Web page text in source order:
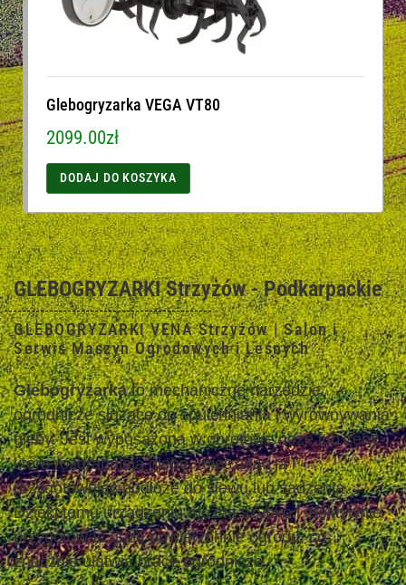
Glebogryzarka VEGA VT80
2099.00zł
DODAJ DO KOSZYKA
GLEBOGRYZARKI Strzyżów - Podkarpackie
GLEBOGRYZARKI VENA Strzyżów | Salon i
Serwis Maszyn Ogrodowych i Leśnych
Glebogryzarkato mechaniczne narzędzie
ogrodnicze służące do spulchniania i wyrównywania
gleby. Jest wyposażona w obrotowe noże lub zęby,
które rozdrabniają glebę, mieszając ją i
przygotowując podłoże do siewu lub sadzenia.
Dzięki temu urządzeniu można szybko i efektywnie
przygotować duże powierzchnie ogrodu, co
znacznie ułatwia prace ogrodnicze.